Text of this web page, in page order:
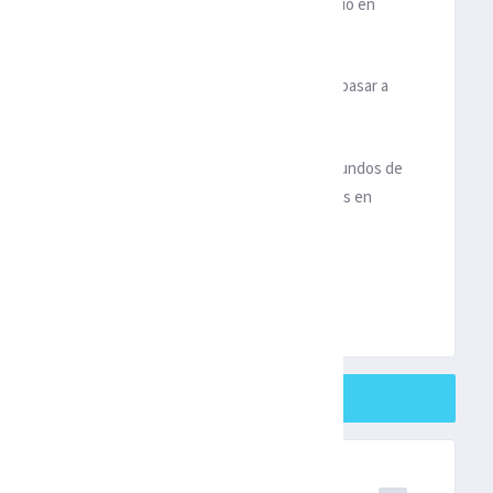
renacer en 2021 con la Euro, en 2022 se convirtió en
Atalanta y Milan. Juve
consiguieron pasar a
Su competición fue prácticamente igual. Segundos de
su mejor versión en el partido definitivo, ambos en